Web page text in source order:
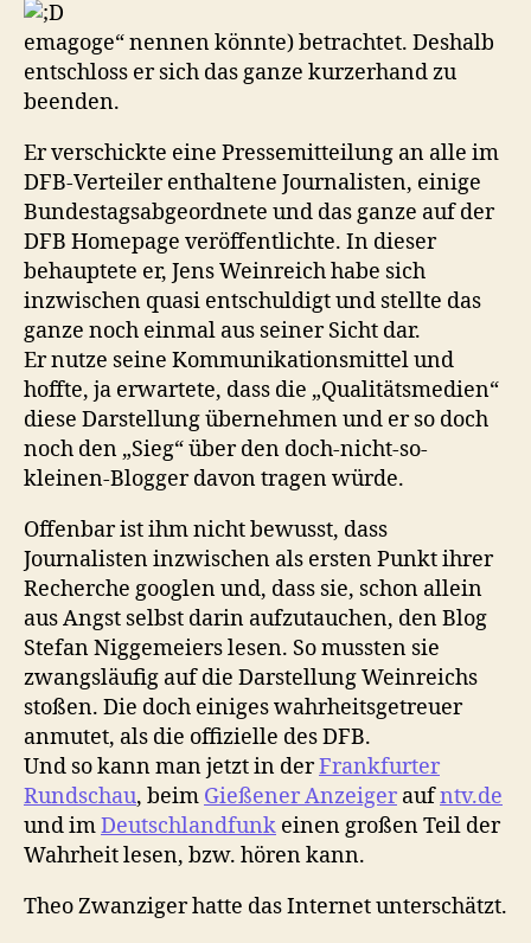
emagoge“ nennen könnte) betrachtet. Deshalb
entschloss er sich das ganze kurzerhand zu
beenden.
Er verschickte eine Pressemitteilung an alle im
DFB-Verteiler enthaltene Journalisten, einige
Bundestagsabgeordnete und das ganze auf der
DFB Homepage veröffentlichte. In dieser
behauptete er, Jens Weinreich habe sich
inzwischen quasi entschuldigt und stellte das
ganze noch einmal aus seiner Sicht dar.
Er nutze seine Kommunikationsmittel und
hoffte, ja erwartete, dass die „Qualitätsmedien“
diese Darstellung übernehmen und er so doch
noch den „Sieg“ über den doch-nicht-so-
kleinen-Blogger davon tragen würde.
Offenbar ist ihm nicht bewusst, dass
Journalisten inzwischen als ersten Punkt ihrer
Recherche googlen und, dass sie, schon allein
aus Angst selbst darin aufzutauchen, den Blog
Stefan Niggemeiers lesen. So mussten sie
zwangsläufig auf die Darstellung Weinreichs
stoßen. Die doch einiges wahrheitsgetreuer
anmutet, als die offizielle des DFB.
Und so kann man jetzt in derFrankfurter
Rundschau, beim Gießener Anzeiger aufntv.de
und imDeutschlandfunk einen großen Teil der
Wahrheit lesen, bzw. hören kann.
Theo Zwanziger hatte das Internet unterschätzt.